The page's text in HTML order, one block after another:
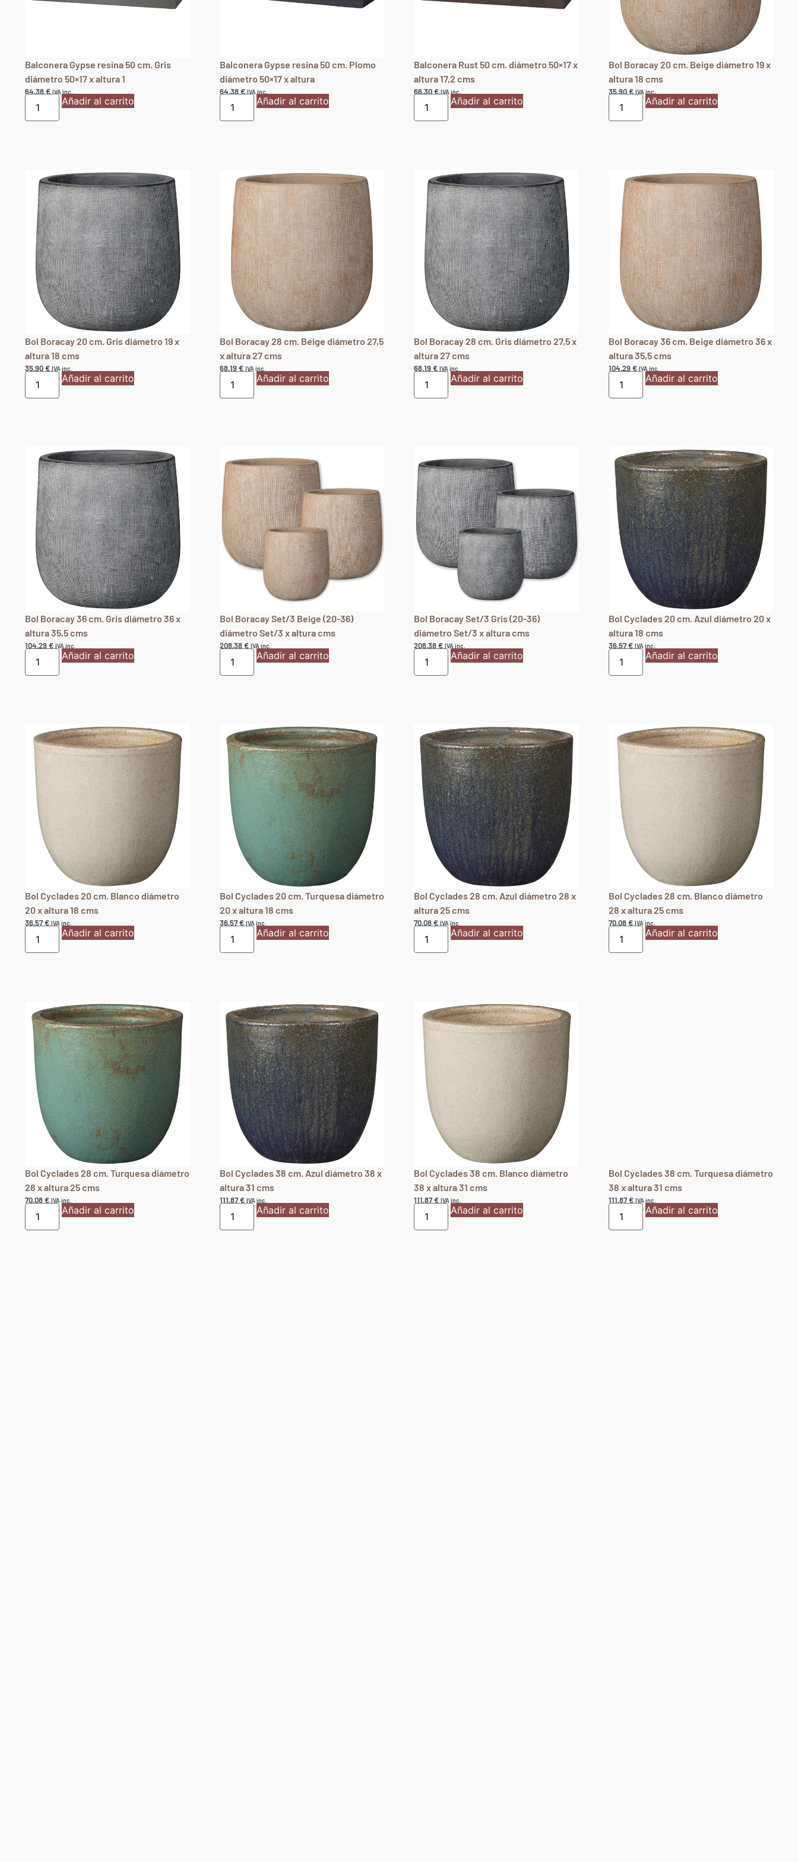
Balconera Gypse resina 50 cm. Gris
diámetro 50×17 x altura 1
64,38€ IVA inc.
Añadir al carrito
Balconera Gypse resina 50 cm. Plomo
diámetro 50×17 x altura
64,38€ IVA inc.
Añadir al carrito
Balconera Rust 50 cm. diámetro 50×17 x
altura 17,2 cms
66,30€ IVA inc.
Añadir al carrito
Bol Boracay 20 cm. Beige diámetro 19 x
altura 18 cms
35,90€ IVA inc.
Añadir al carrito
Bol Boracay 20 cm. Gris diámetro 19 x
altura 18 cms
35,90€ IVA inc.
Añadir al carrito
Bol Boracay 28 cm. Beige diámetro 27,5
x altura 27 cms
68,19€ IVA inc.
Añadir al carrito
Bol Boracay 28 cm. Gris diámetro 27,5 x
altura 27 cms
68,19€ IVA inc.
Añadir al carrito
Bol Boracay 36 cm. Beige diámetro 36 x
altura 35,5 cms
104,29€ IVA inc.
Añadir al carrito
Bol Boracay 36 cm. Gris diámetro 36 x
altura 35,5 cms
104,29€ IVA inc.
Añadir al carrito
Bol Boracay Set/3 Beige (20-36)
diámetro Set/3 x altura cms
208,38€ IVA inc.
Añadir al carrito
Bol Boracay Set/3 Gris (20-36)
diámetro Set/3 x altura cms
208,38€ IVA inc.
Añadir al carrito
Bol Cyclades 20 cm. Azul diámetro 20 x
altura 18 cms
36,57€ IVA inc.
Añadir al carrito
Bol Cyclades 20 cm. Blanco diámetro
20 x altura 18 cms
36,57€ IVA inc.
Añadir al carrito
Bol Cyclades 20 cm. Turquesa diámetro
20 x altura 18 cms
36,57€ IVA inc.
Añadir al carrito
Bol Cyclades 28 cm. Azul diámetro 28 x
altura 25 cms
70,08€ IVA inc.
Añadir al carrito
Bol Cyclades 28 cm. Blanco diámetro
28 x altura 25 cms
70,08€ IVA inc.
Añadir al carrito
Bol Cyclades 28 cm. Turquesa diámetro
28 x altura 25 cms
70,08€ IVA inc.
Añadir al carrito
Bol Cyclades 38 cm. Azul diámetro 38 x
altura 31 cms
111,87€ IVA inc.
Añadir al carrito
Bol Cyclades 38 cm. Blanco diámetro
38 x altura 31 cms
111,87€ IVA inc.
Añadir al carrito
Bol Cyclades 38 cm. Turquesa diámetro
38 x altura 31 cms
111,87€ IVA inc.
Añadir al carrito